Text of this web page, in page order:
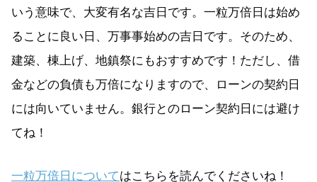
いう意味で、大変有名な吉日です。一粒万倍日は始め
ることに良い日、万事事始めの吉日です。そのため、
建築、棟上げ、地鎮祭にもおすすめです！ただし、借
金などの負債も万倍になりますので、ローンの契約日
には向いていません。銀行とのローン契約日には避け
てね！
一粒万倍日についてはこちらを読んでくださいね！